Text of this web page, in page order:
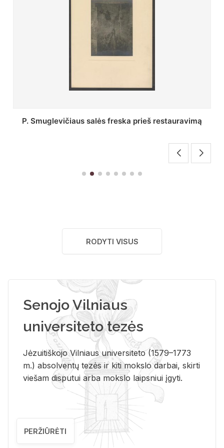
Stepono Batoro universiteto bibliotekos Profesorių
RODYTI VISUS
Senojo Vilniaus
universiteto tezės
Jėzuitiškojo Vilniaus universiteto (1579–1773
m.) absolventų tezės ir kiti mokslo darbai, skirti
viešam disputui arba mokslo laipsniui įgyti.
PERŽIŪRĖTI